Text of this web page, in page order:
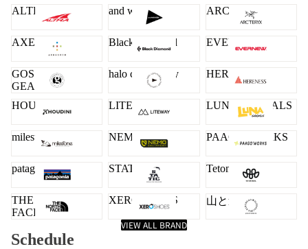
ALTRA and wander ARC'TERYX
AXESQUIN Black Diamond EVERNEW
GOSSAMER
GEAR
halo commodity HERENESS
HOUDINI LITEWAY LUNA SANDALS
milestone NEMO PAAGO WORKS
patagonia STATIC Teton Bros.
THE NORTH
FACE
XERO SHOES 山と道
VIEW ALL BRAND
Schedule